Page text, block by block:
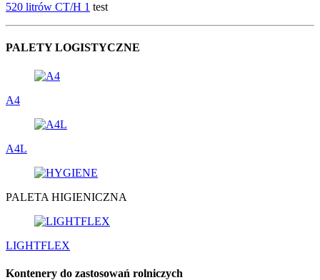
520 litrów CT/H 1 test
PALETY LOGISTYCZNE
A4
A4L
PALETA HIGIENICZNA
LIGHTFLEX
Kontenery do zastosowań rolniczych